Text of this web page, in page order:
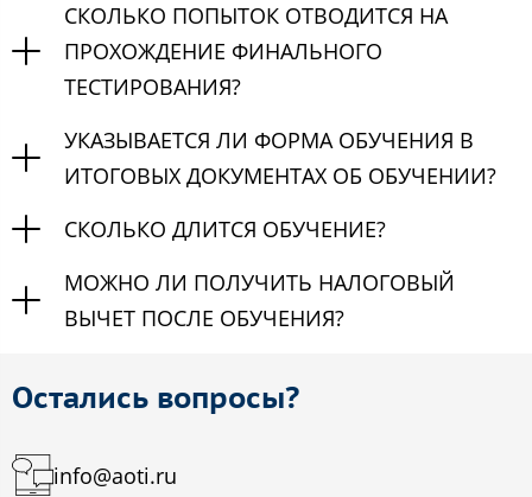
СКОЛЬКО ПОПЫТОК ОТВОДИТСЯ НА
ПРОХОЖДЕНИЕ ФИНАЛЬНОГО
ТЕСТИРОВАНИЯ?
УКАЗЫВАЕТСЯ ЛИ ФОРМА ОБУЧЕНИЯ В
ИТОГОВЫХ ДОКУМЕНТАХ ОБ ОБУЧЕНИИ?
СКОЛЬКО ДЛИТСЯ ОБУЧЕНИЕ?
МОЖНО ЛИ ПОЛУЧИТЬ НАЛОГОВЫЙ
ВЫЧЕТ ПОСЛЕ ОБУЧЕНИЯ?
Остались вопросы?
info@aoti.ru